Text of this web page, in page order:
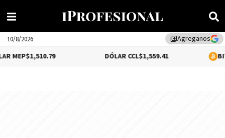
library_addAgreganos
10/8/2026
$1,559.41 0.12%